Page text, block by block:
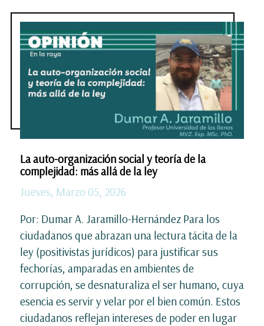
La auto-organización social y teoría de la
complejidad: más allá de la ley
Jueves, Marzo 05, 2026
Por: Dumar A. Jaramillo-Hernández Para los
ciudadanos que abrazan una lectura tácita de la
ley (positivistas jurídicos) para justificar sus
fechorías, amparadas en ambientes de
corrupción, se desnaturaliza el ser humano, cuya
esencia es servir y velar por el bien común. Estos
ciudadanos reflejan intereses de poder en lugar